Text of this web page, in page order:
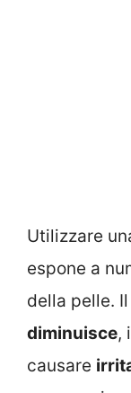
Utilizzare
espone a
della pelle.
diminuisce,
causare